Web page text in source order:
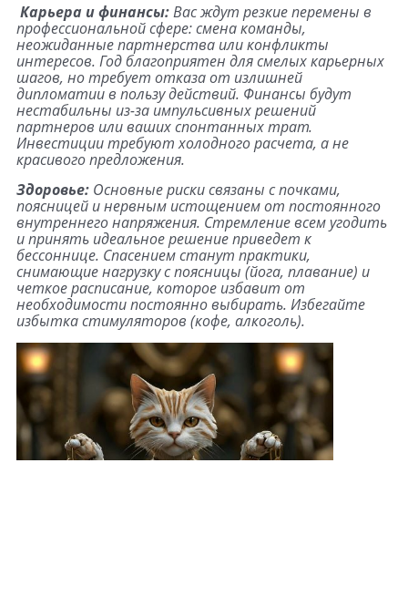
Карьера и финансы:Вас ждут резкие перемены в
профессиональной сфере: смена команды,
неожиданные партнерства или конфликты
интересов. Год благоприятен для смелых карьерных
шагов, но требует отказа от излишней
дипломатии в пользу действий. Финансы будут
нестабильны из-за импульсивных решений
партнеров или ваших спонтанных трат.
Инвестиции требуют холодного расчета, а не
красивого предложения.
Здоровье: Основные риски связаны с почками,
поясницей и нервным истощением от постоянного
внутреннего напряжения. Стремление всем угодить
и принять идеальное решение приведет к
бессоннице. Спасением станут практики,
снимающие нагрузку с поясницы (йога, плавание) и
четкое расписание, которое избавит от
необходимости постоянно выбирать. Избегайте
избытка стимуляторов (кофе, алкоголь).